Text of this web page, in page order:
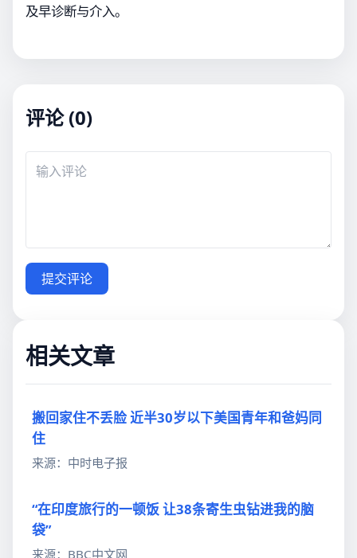
及早诊断与介入。
评论 (0)
提交评论
相关文章
搬回家住不丢脸 近半30岁以下美国青年和爸妈同
住
来源：中时电子报
“在印度旅行的一顿饭 让38条寄生虫钻进我的脑
袋”
来源：BBC中文网